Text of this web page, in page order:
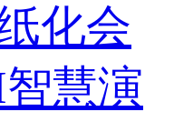
化会
慧演